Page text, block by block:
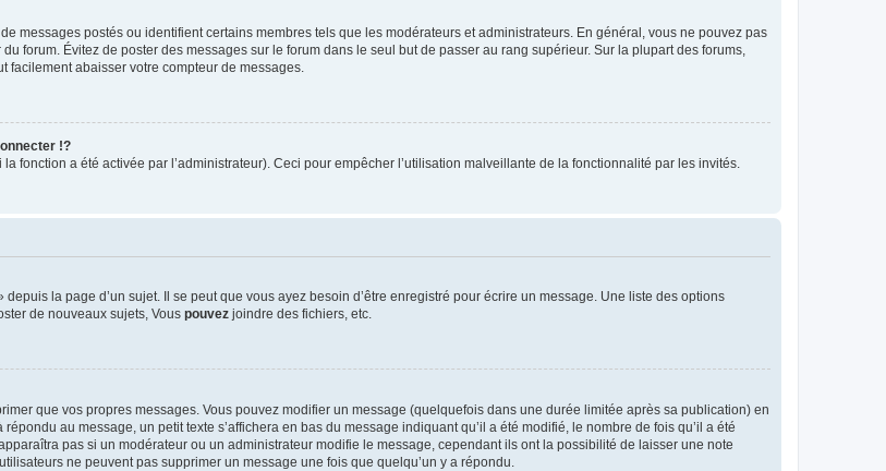
messages postés ou identifient certains membres tels que les modérateurs et administrateurs. En général, vous ne pouvez pas
forum. Évitez de poster des messages sur le forum dans le seul but de passer au rang supérieur. Sur la plupart des forums,
facilement abaisser votre compteur de messages.
!?
fonction a été activée par l’administrateur). Ceci pour empêcher l’utilisation malveillante de la fonctionnalité par les invités.
la page d’un sujet. Il se peut que vous ayez besoin d’être enregistré pour écrire un message. Une liste des options
de nouveaux sujets, Vous pouvez joindre des fichiers, etc.
que vos propres messages. Vous pouvez modifier un message (quelquefois dans une durée limitée après sa publication) en
au message, un petit texte s’affichera en bas du message indiquant qu’il a été modifié, le nombre de fois qu’il a été
pas si un modérateur ou un administrateur modifie le message, cependant ils ont la possibilité de laisser une note
ne peuvent pas supprimer un message une fois que quelqu’un y a répondu.